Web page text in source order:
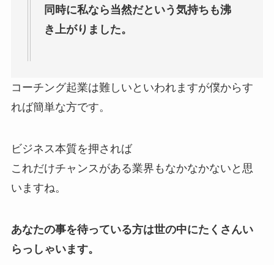
同時に私なら当然だという気持ちも沸
き上がりました。
コーチング起業は難しいといわれますが僕からす
れば簡単な方です。
ビジネス本質を押されば
これだけチャンスがある業界もなかなかないと思
いますね。
あなたの事を待っている方は世の中にたくさんい
らっしゃいます。